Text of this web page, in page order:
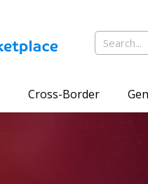
Cross-Border